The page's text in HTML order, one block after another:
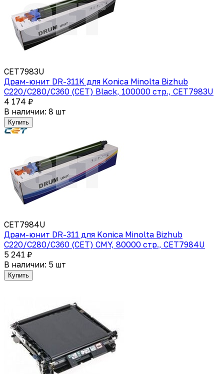
CET7983U
Драм-юнит DR-311K для Konica Minolta Bizhub
C220/C280/C360 (CET) Black, 100000 стр., CET7983U
4 174 ₽
В наличии: 8 шт
Купить
CET7984U
Драм-юнит DR-311 для Konica Minolta Bizhub
C220/C280/C360 (CET) CMY, 80000 стр., CET7984U
5 241 ₽
В наличии: 5 шт
Купить